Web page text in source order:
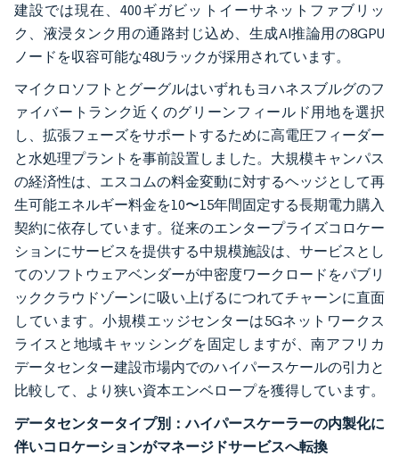
建設では現在、400ギガビットイーサネットファブリッ
ク、液浸タンク用の通路封じ込め、生成AI推論用の8GPU
ノードを収容可能な48Uラックが採用されています。
マイクロソフトとグーグルはいずれもヨハネスブルグのフ
ァイバートランク近くのグリーンフィールド用地を選択
し、拡張フェーズをサポートするために高電圧フィーダー
と水処理プラントを事前設置しました。大規模キャンパス
の経済性は、エスコムの料金変動に対するヘッジとして再
生可能エネルギー料金を10〜15年間固定する長期電力購入
契約に依存しています。従来のエンタープライズコロケー
ションにサービスを提供する中規模施設は、サービスとし
てのソフトウェアベンダーが中密度ワークロードをパブリ
ッククラウドゾーンに吸い上げるにつれてチャーンに直面
しています。小規模エッジセンターは5Gネットワークス
ライスと地域キャッシングを固定しますが、南アフリカ
データセンター建設市場内でのハイパースケールの引力と
比較して、より狭い資本エンベロープを獲得しています。
データセンタータイプ別：ハイパースケーラーの内製化に
伴いコロケーションがマネージドサービスへ転換